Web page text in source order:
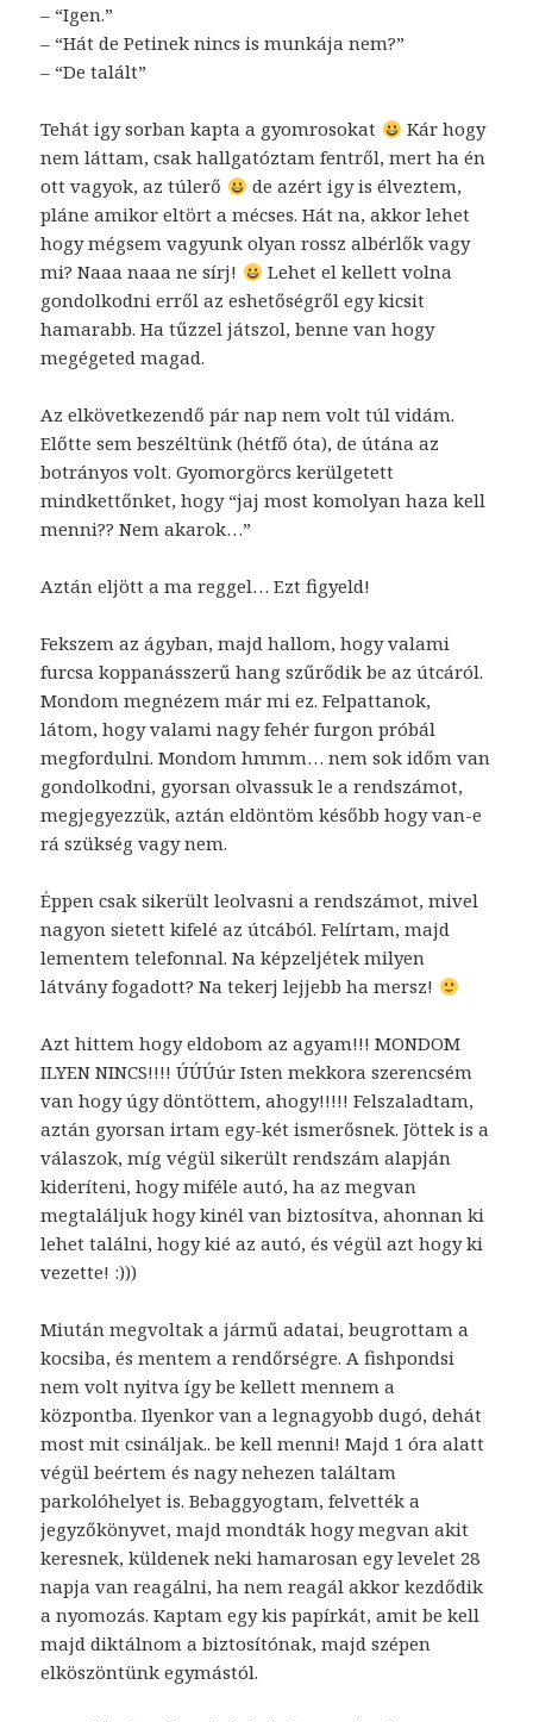
– “Igen.”
– “Hát de Petinek nincs is munkája nem?”
– “De talált”
Tehát igy sorban kapta a gyomrosokat
Kár hogy
nem láttam, csak hallgatóztam fentről, mert ha én
ott vagyok, az túlerő
de azért igy is élveztem,
pláne amikor eltört a mécses. Hát na, akkor lehet
hogy mégsem vagyunk olyan rossz albérlők vagy
mi? Naaa naaa ne sírj!
Lehet el kellett volna
gondolkodni erről az eshetőségről egy kicsit
hamarabb. Ha tűzzel játszol, benne van hogy
megégeted magad.
Az elkövetkezendő pár nap nem volt túl vidám.
Előtte sem beszéltünk (hétfő óta), de útána az
botrányos volt. Gyomorgörcs kerülgetett
mindkettőnket, hogy “jaj most komolyan haza kell
menni?? Nem akarok…”
Aztán eljött a ma reggel… Ezt figyeld!
Fekszem az ágyban, majd hallom, hogy valami
furcsa koppanásszerű hang szűrődik be az útcáról.
Mondom megnézem már mi ez. Felpattanok,
látom, hogy valami nagy fehér furgon próbál
megfordulni. Mondom hmmm… nem sok időm van
gondolkodni, gyorsan olvassuk le a rendszámot,
megjegyezzük, aztán eldöntöm később hogy van-e
rá szükség vagy nem.
Éppen csak sikerült leolvasni a rendszámot, mivel
nagyon sietett kifelé az útcából. Felírtam, majd
lementem telefonnal. Na képzeljétek milyen
látvány fogadott? Na tekerj lejjebb ha mersz!
Azt hittem hogy eldobom az agyam!!! MONDOM
ILYEN NINCS!!!! ÚÚÚúr Isten mekkora szerencsém
van hogy úgy döntöttem, ahogy!!!!! Felszaladtam,
aztán gyorsan irtam egy-két ismerősnek. Jöttek is a
válaszok, míg végül sikerült rendszám alapján
kideríteni, hogy miféle autó, ha az megvan
megtaláljuk hogy kinél van biztosítva, ahonnan ki
lehet találni, hogy kié az autó, és végül azt hogy ki
vezette! :)))
Miután megvoltak a jármű adatai, beugrottam a
kocsiba, és mentem a rendőrségre. A fishpondsi
nem volt nyitva így be kellett mennem a
központba. Ilyenkor van a legnagyobb dugó, dehát
most mit csináljak.. be kell menni! Majd 1 óra alatt
végül beértem és nagy nehezen találtam
parkolóhelyet is. Bebaggyogtam, felvették a
jegyzőkönyvet, majd mondták hogy megvan akit
keresnek, küldenek neki hamarosan egy levelet 28
napja van reagálni, ha nem reagál akkor kezdődik
a nyomozás. Kaptam egy kis papírkát, amit be kell
majd diktálnom a biztosítónak, majd szépen
elköszöntünk egymástól.